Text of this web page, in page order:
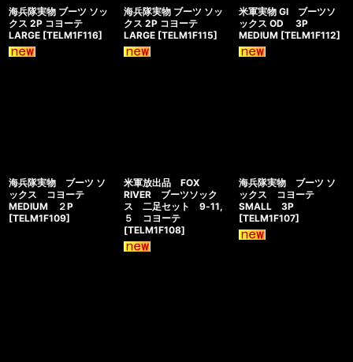
海兵隊実物 ブーツ ソッ
クス 2P コヨーテ
LARGE [TELM1F116]
海兵隊実物 ブーツ ソッ
クス 2P コヨーテ
LARGE [TELM1F115]
米軍実物 GI ブーツソ
ックス OD 3P
MEDIUM [TELM1F112]
海兵隊実物 ブーツ ソ
ックス コヨーテ
MEDIUM ２P
[TELM1F109]
米軍放出品 FOX
RIVER ブーツソック
ス 二足セット 9‐11,
５ コヨーテ
[TELM1F108]
海兵隊実物 ブーツ ソ
ックス コヨーテ
SMALL 3P
[TELM1F107]